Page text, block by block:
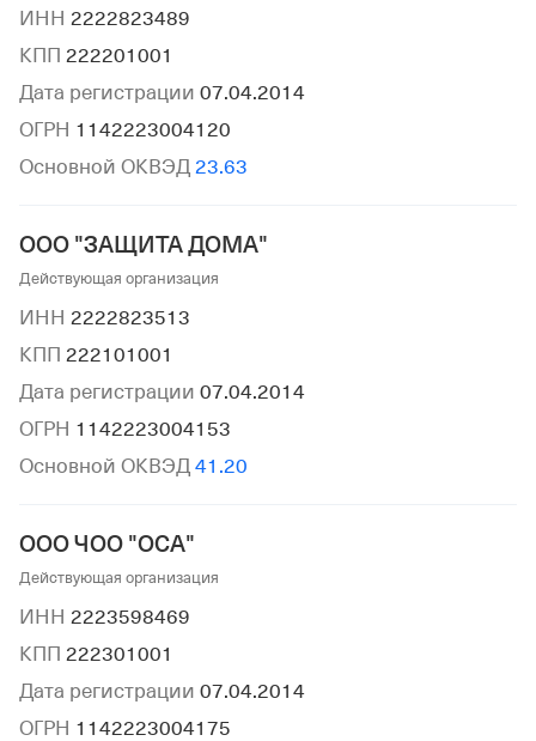
ИНН 2222823489
КПП 222201001
Дата регистрации 07.04.2014
ОГРН 1142223004120
Основной ОКВЭД 23.63
ООО "ЗАЩИТА ДОМА"
Действующая организация
ИНН 2222823513
КПП 222101001
Дата регистрации 07.04.2014
ОГРН 1142223004153
Основной ОКВЭД 41.20
ООО ЧОО "ОСА"
Действующая организация
ИНН 2223598469
КПП 222301001
Дата регистрации 07.04.2014
ОГРН 1142223004175